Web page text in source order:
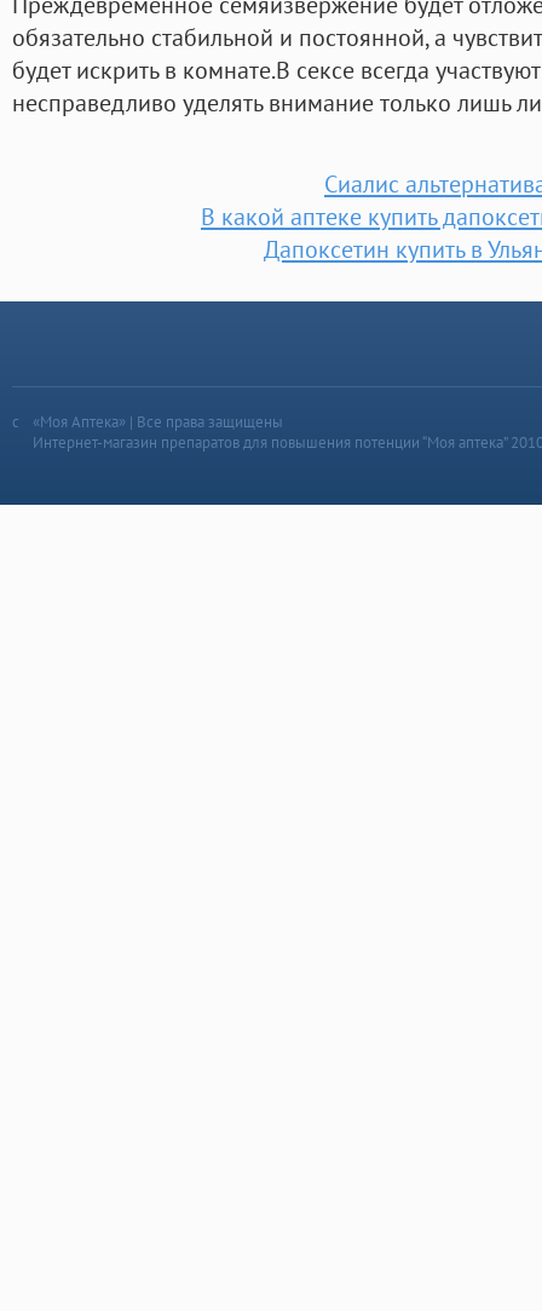
обязательно стабильной и постоянной, а
будет искрить в комнате.В сексе всегда
несправедливо уделять внимание только лишь
Сиалис
В какой аптеке купить
Дапоксетин купить в
«Моя Аптека» | Все права защищены
Интернет-магазин препаратов для повышения потенции “Моя аптека”